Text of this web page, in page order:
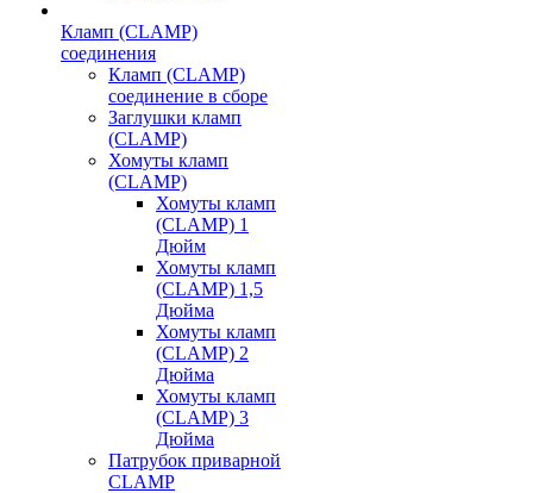
Кламп (CLAMP)
соединения
Кламп (CLAMP)
соединение в сборе
Заглушки кламп
(CLAMP)
Хомуты кламп
(CLAMP)
Хомуты кламп
(CLAMP) 1
Дюйм
Хомуты кламп
(CLAMP) 1,5
Дюйма
Хомуты кламп
(CLAMP) 2
Дюйма
Хомуты кламп
(CLAMP) 3
Дюйма
Патрубок приварной
CLAMP